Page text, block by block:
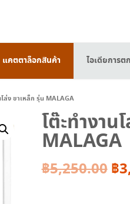
แคตตาล็อกสินค้า ไอเดียการ
โล่ง ขาเหล็ก รุ่น MALAGA
โต๊ะทำงาน
MALAGA
฿5,250.00 ฿